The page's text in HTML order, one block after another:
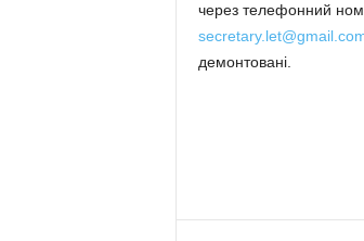
через телефонний
демонтовані.